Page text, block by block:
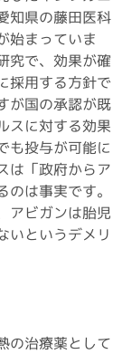
知県の藤田医科
始まっていま
究で、効果が確
採用する方針で
が国の承認が既
スに対する効果
も投与が可能に
は「政府からア
は事実です。
アビガンは胎児
いというデメリ
の治療薬として